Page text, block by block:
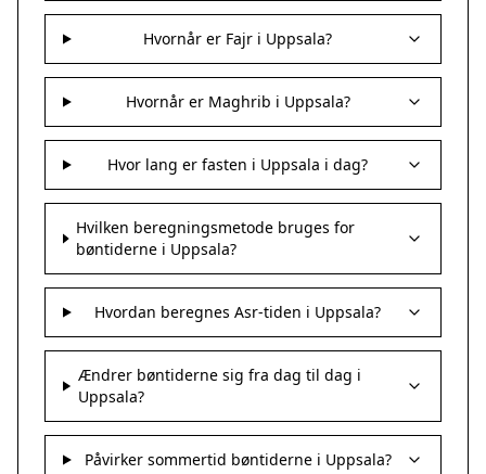
Hvornår er Fajr i Uppsala?
Hvornår er Maghrib i Uppsala?
Hvor lang er fasten i Uppsala i dag?
Hvilken beregningsmetode bruges for
bøntiderne i Uppsala?
Hvordan beregnes Asr-tiden i Uppsala?
Ændrer bøntiderne sig fra dag til dag i
Uppsala?
Påvirker sommertid bøntiderne i Uppsala?